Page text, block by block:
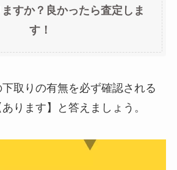
すか？良かったら査定しま
す！
取りの有無を必ず確認される
ります】と答えましょう。